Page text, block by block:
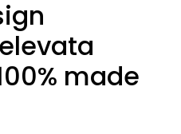
made